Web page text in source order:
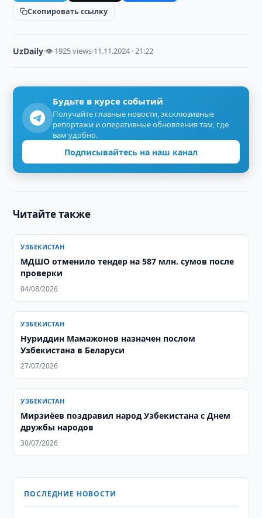
Скопировать ссылку
UzDaily·👁 1925 views·11.11.2024 · 21:22
Будьте в курсе событий
Получайте главные новости, эксклюзивные
репортажи и оперативные обновления там, где
вам удобно.
Подписывайтесь на наш канал
Читайте также
УЗБЕКИСТАН
МДШО отменило тендер на 587 млн. сумов после
проверки
04/08/2026
УЗБЕКИСТАН
Нуриддин Мамажонов назначен послом
Узбекистана в Беларуси
27/07/2026
УЗБЕКИСТАН
Мирзиёев поздравил народ Узбекистана с Днем
дружбы народов
30/07/2026
ПОСЛЕДНИЕ НОВОСТИ